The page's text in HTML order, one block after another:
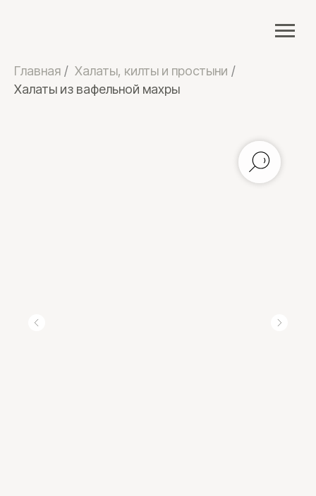
Главная / Халаты, килты и простыни /
Халаты из вафельной махры